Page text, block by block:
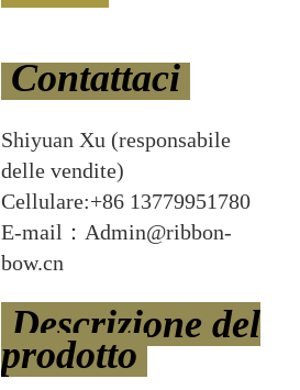
Contattaci
Shiyuan Xu (responsabile
delle vendite)
Cellulare:+86 13779951780
E-mail：Admin@ribbon-
bow.cn
Descrizione del
prodotto